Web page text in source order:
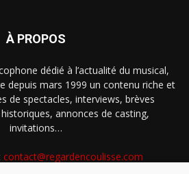
À PROPOS
dédié à l’actualité du musical,
depuis mars 1999 un contenu riche et
de spectacles, interviews, brèves
annonces de casting,
invitations…
contact@regardencoulisse.com